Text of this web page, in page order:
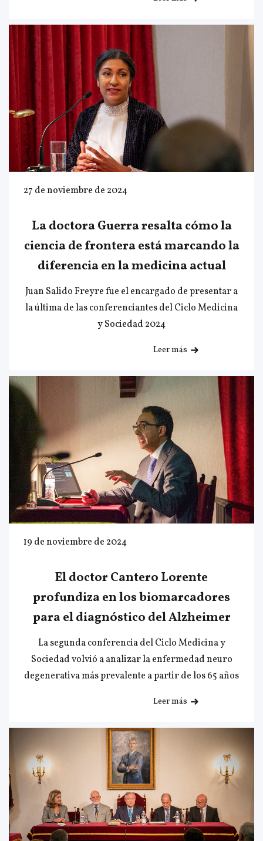
27 de noviembre de 2024
La doctora Guerra resalta cómo la
ciencia de frontera está marcando la
diferencia en la medicina actual
Juan Salido Freyre fue el encargado de presentar a
la última de las conferenciantes del Ciclo Medicina
y Sociedad 2024
Leer más
19 de noviembre de 2024
El doctor Cantero Lorente
profundiza en los biomarcadores
para el diagnóstico del Alzheimer
La segunda conferencia del Ciclo Medicina y
Sociedad volvió a analizar la enfermedad neuro
degenerativa más prevalente a partir de los 65 años
Leer más